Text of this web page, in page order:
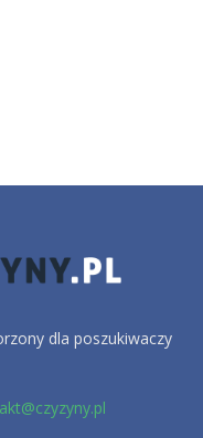
dla poszukiwaczy